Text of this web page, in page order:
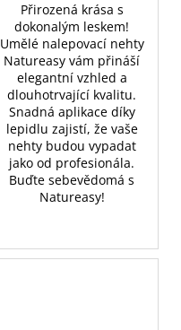
Přirozená krása s
dokonalým leskem!
Umělé nalepovací nehty
Natureasy vám přináší
elegantní vzhled a
dlouhotrvající kvalitu.
Snadná aplikace díky
lepidlu zajistí, že vaše
nehty budou vypadat
jako od profesionála.
Buďte sebevědomá s
Natureasy!